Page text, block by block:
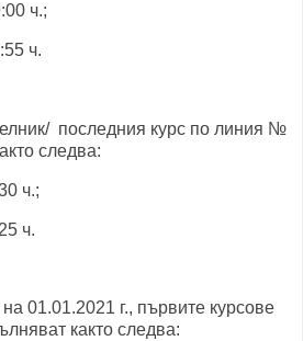
ч.;
ч.
последния курс по линия №
следва:
ч.;
ч.
01.01.2021 г., първите курсове
както следва: